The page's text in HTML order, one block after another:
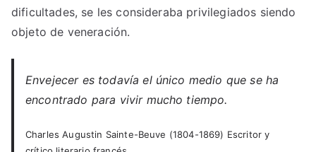
dificultades, se les consideraba privilegiados siendo
objeto de veneración.
Envejecer es todavía el único medio que se ha
encontrado para vivir mucho tiempo.
Charles Augustin Sainte-Beuve (1804-1869) Escritor y